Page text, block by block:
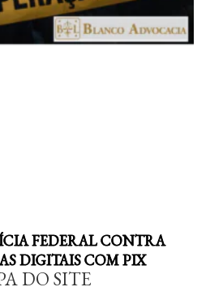
FEDERAL CONTRA
DIGITAIS COM PIX
DO SITE